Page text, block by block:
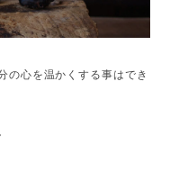
の心を温かくする事はでき